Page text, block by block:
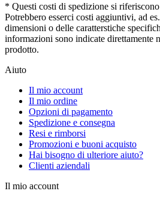
* Questi costi di spedizione si
Potrebbero esserci costi aggiuntivi, ad
dimensioni o delle caratterstiche
informazioni sono indicate direttamente
prodotto.
Aiuto
Il mio account
Il mio ordine
Opzioni di pagamento
Spedizione e consegna
Resi e rimborsi
Promozioni e buoni acquisto
Hai bisogno di ulteriore aiuto?
Clienti aziendali
Il mio account